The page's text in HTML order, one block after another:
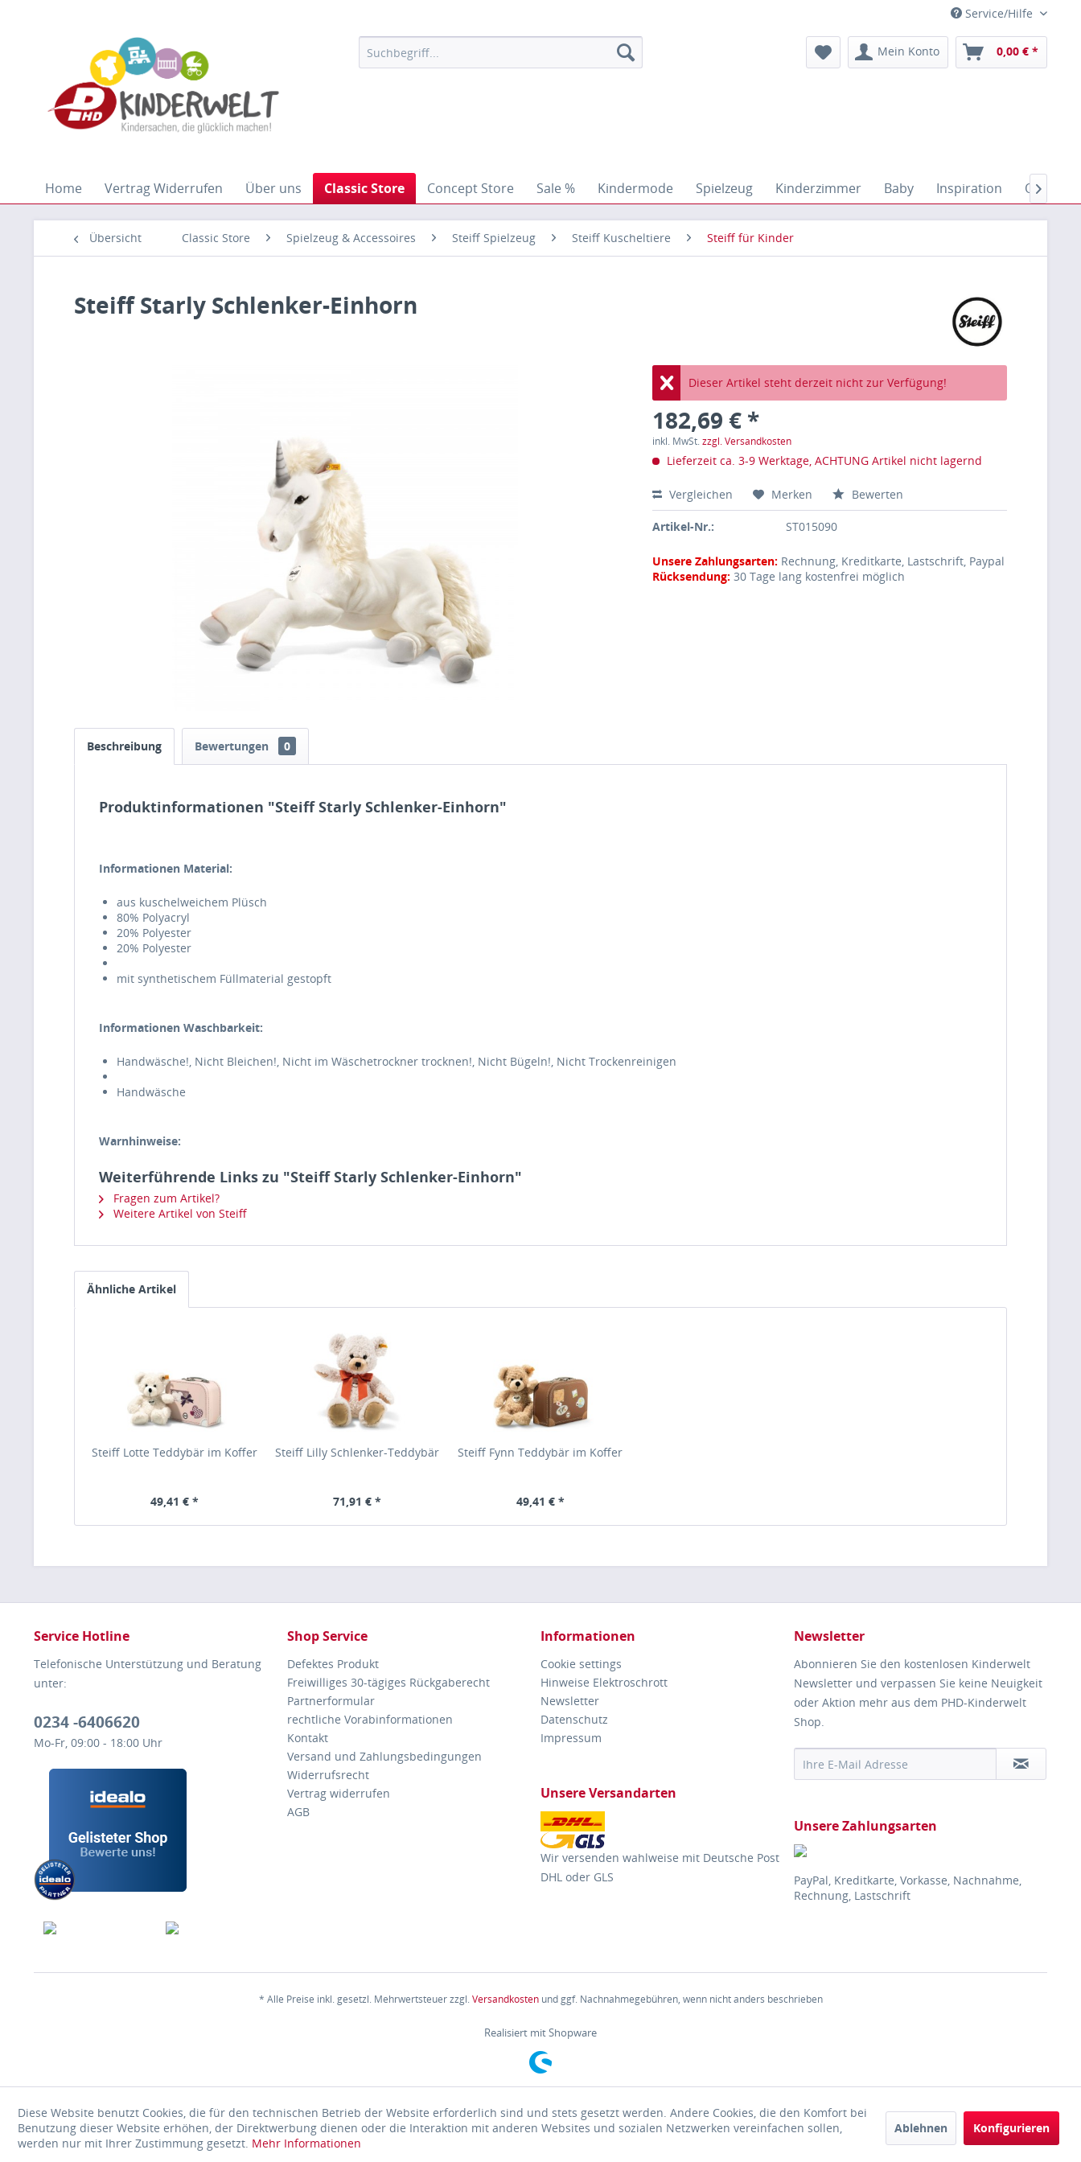
Service/Hilfe
Mein Konto 0,00 € *
Home Vertrag Widerrufen Über uns Classic Store Concept Store Sale % Kindermode Spielzeug Kinderzimmer Baby Inspiration Outdoor

Übersicht Classic Store Spielzeug & Accessoires Steiff Spielzeug Steiff Kuscheltiere Steiff für Kinder
Steiff Starly Schlenker-Einhorn
Dieser Artikel steht derzeit nicht zur Verfügung!
182,69 € *
inkl. MwSt.zzgl. Versandkosten
Lieferzeit ca. 3-9 Werktage, ACHTUNG Artikel nicht lagernd
Vergleichen Merken Bewerten
Artikel-Nr.: ST015090
Unsere Zahlungsarten: Rechnung, Kreditkarte, Lastschrift, Paypal
Rücksendung:30 Tage lang kostenfrei möglich
Beschreibung Bewertungen 0
Produktinformationen "Steiff Starly Schlenker-Einhorn"
Informationen Material:
aus kuschelweichem Plüsch
80% Polyacryl
20% Polyester
20% Polyester
mit synthetischem Füllmaterial gestopft
Informationen Waschbarkeit:
Handwäsche!, Nicht Bleichen!, Nicht im Wäschetrockner trocknen!, Nicht Bügeln!, Nicht Trockenreinigen
Handwäsche
Warnhinweise:
Weiterführende Links zu "Steiff Starly Schlenker-Einhorn"
Fragen zum Artikel?
Weitere Artikel von Steiff
Ähnliche Artikel
Steiff Lotte Teddybär im Koffer
49,41 € *
Steiff Lilly Schlenker-Teddybär
71,91 € *
Steiff Fynn Teddybär im Koffer
49,41 € *
Service Hotline
Telefonische Unterstützung und Beratung
unter:
0234 -6406620
Mo-Fr, 09:00 - 18:00 Uhr
Shop Service
Defektes Produkt
Freiwilliges 30-tägiges Rückgaberecht
Partnerformular
rechtliche Vorabinformationen
Kontakt
Versand und Zahlungsbedingungen
Widerrufsrecht
Vertrag widerrufen
AGB
Informationen
Cookie settings
Hinweise Elektroschrott
Newsletter
Datenschutz
Impressum
Unsere Versandarten
Wir versenden wahlweise mit Deutsche Post
DHL oder GLS
Newsletter
Abonnieren Sie den kostenlosen Kinderwelt
Newsletter und verpassen Sie keine Neuigkeit
oder Aktion mehr aus dem PHD-Kinderwelt
Shop.
Unsere Zahlungsarten
PayPal, Kreditkarte, Vorkasse, Nachnahme,
Rechnung, Lastschrift
* Alle Preise inkl. gesetzl. Mehrwertsteuer zzgl.Versandkostenund ggf. Nachnahmegebühren, wenn nicht anders beschrieben
Realisiert mit Shopware
Diese Website benutzt Cookies, die für den technischen Betrieb der Website erforderlich sind und stets gesetzt werden. Andere Cookies, die den Komfort bei
Benutzung dieser Website erhöhen, der Direktwerbung dienen oder die Interaktion mit anderen Websites und sozialen Netzwerken vereinfachen sollen,
werden nur mit Ihrer Zustimmung gesetzt. Mehr Informationen
Ablehnen Konfigurieren